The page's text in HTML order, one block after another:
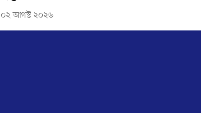
০২ আগস্ট ২০২৬